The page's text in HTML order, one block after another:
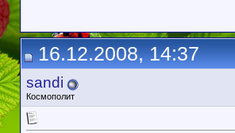
16.12.2008, 14:37
sandi
Космополит